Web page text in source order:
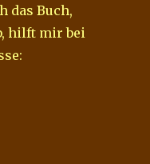
das Buch,
hilft mir bei